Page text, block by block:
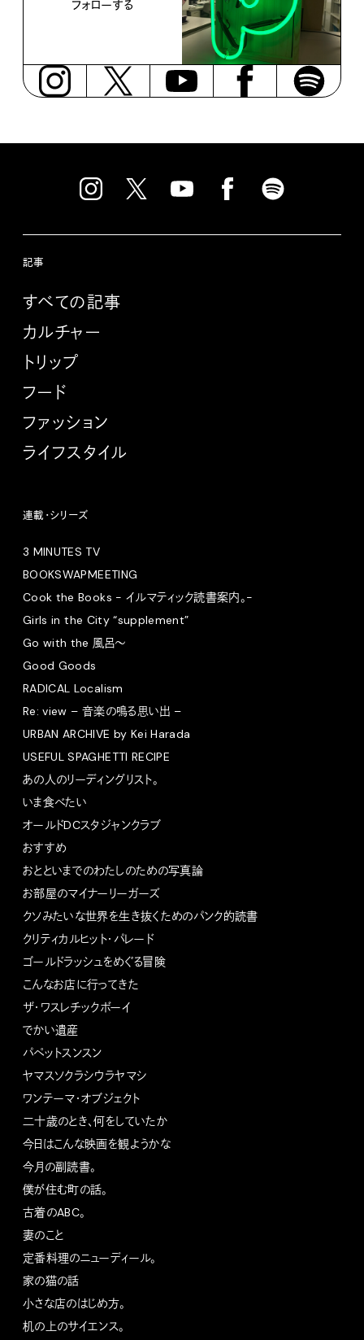
フォローする
記事
すべての記事
カルチャー
トリップ
フード
ファッション
ライフスタイル
連載・シリーズ
3 MINUTES TV
BOOKSWAPMEETING
Cook the Books - イルマティック読書案内。-
Girls in the City “supplement”
Go with the 風呂〜
Good Goods
RADICAL Localism
Re: view – 音楽の鳴る思い出 –
URBAN ARCHIVE by Kei Harada
USEFUL SPAGHETTI RECIPE
あの人のリーディングリスト。
いま食べたい
オールドDCスタジャンクラブ
おすすめ
おとといまでのわたしのための写真論
お部屋のマイナーリーガーズ
クソみたいな世界を生き抜くためのパンク的読書
クリティカルヒット・パレード
ゴールドラッシュをめぐる冒険
こんなお店に行ってきた
ザ・ワスレチックボーイ
でかい遺産
パペットスンスン
ヤマスソクラシウラヤマシ
ワンテーマ・オブジェクト
二十歳のとき、何をしていたか
今日はこんな映画を観ようかな
今月の副読書。
僕が住む町の話。
古着のABC。
妻のこと
定番料理のニューディール。
家の猫の話
小さな店のはじめ方。
机の上のサイエンス。